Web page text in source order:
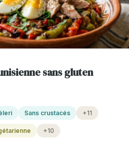
sans gluten
Sans crustacés +11
+10